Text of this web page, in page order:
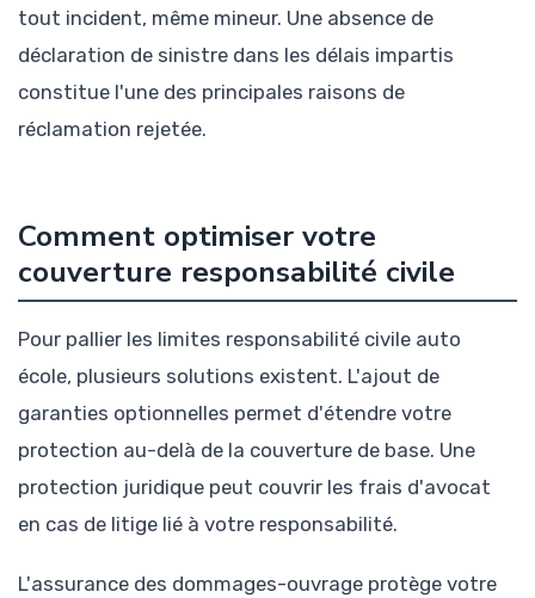
tout incident, même mineur. Une absence de
déclaration de sinistre dans les délais impartis
constitue l'une des principales raisons de
réclamation rejetée.
Comment optimiser votre
couverture responsabilité civile
Pour pallier les limites responsabilité civile auto
école, plusieurs solutions existent. L'ajout de
garanties optionnelles permet d'étendre votre
protection au-delà de la couverture de base. Une
protection juridique peut couvrir les frais d'avocat
en cas de litige lié à votre responsabilité.
L'assurance des dommages-ouvrage protège votre